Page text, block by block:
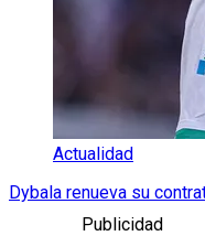
Actualidad
Dybala renueva su
Publicidad